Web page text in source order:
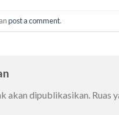
post a comment.
akan dipublikasikan. Ruas